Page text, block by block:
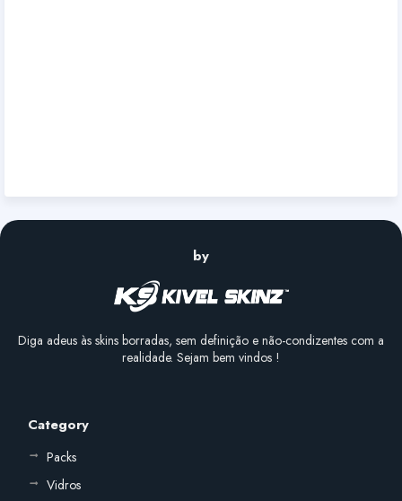
by
Diga adeus às skins borradas, sem definição e não-condizentes com a
realidade. Sejam bem vindos !
Category
Packs
Vidros